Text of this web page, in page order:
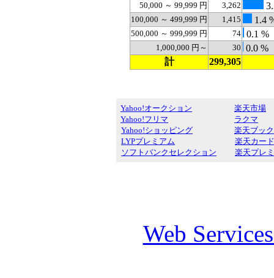
50,000 ～ 99,999 円 3,262
100,000 ～ 499,999 円 1,415 1.4
500,000 ～ 999,999 円 74 0.1 %
1,000,000 円～ 30 0.0 %
計
299,305
Yahoo!オークション
Yahoo!フリマ
Yahoo!ショッピング
LYPプレミアム
ソフトバンクセレクション
楽天市場
ラクマ
楽天ブッ
楽天カード
楽天プレ
Web